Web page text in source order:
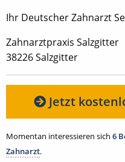
Ihr Deutscher Zahnarzt
Zahnarztpraxis Salzgitter
38226 Salzgitter
Jetzt
Momentan interessieren sich 6
Zahnarzt.